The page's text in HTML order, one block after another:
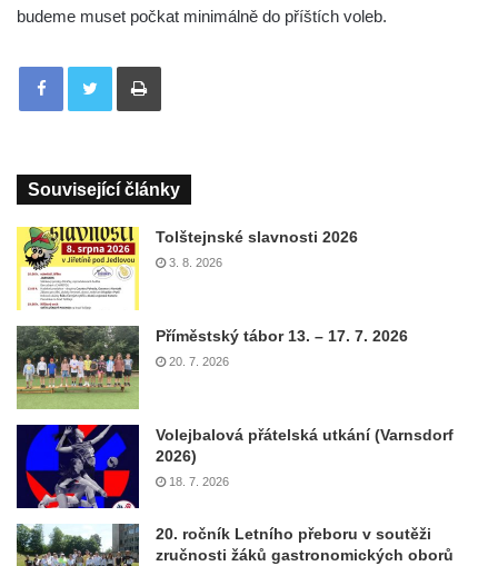
budeme muset počkat minimálně do příštích voleb.
Tisknout
Související články
Tolštejnské slavnosti 2026
3. 8. 2026
Příměstský tábor 13. – 17. 7. 2026
20. 7. 2026
Volejbalová přátelská utkání (Varnsdorf
2026)
18. 7. 2026
20. ročník Letního přeboru v soutěži
zručnosti žáků gastronomických oborů